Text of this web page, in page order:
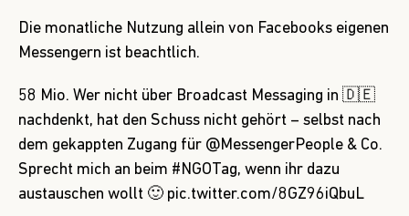
Die monatliche Nutzung allein von Facebooks eigenen
Messengern ist beachtlich.
58 Mio. Wer nicht über Broadcast Messaging in 🇩🇪
nachdenkt, hat den Schuss nicht gehört – selbst nach
dem gekappten Zugang für @MessengerPeople & Co.
Sprecht mich an beim #NGOTag, wenn ihr dazu
austauschen wollt 🙂 pic.twitter.com/8GZ96iQbuL